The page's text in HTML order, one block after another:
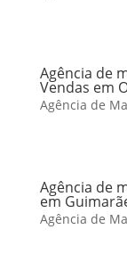
Agência de
Vendas em
Agência de
Agência de
em
Agência de